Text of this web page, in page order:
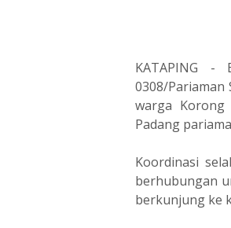
KATAPING -
0308/Pariaman
warga Korong
Padang
Koordinasi
berhubungan
berkunjung ke